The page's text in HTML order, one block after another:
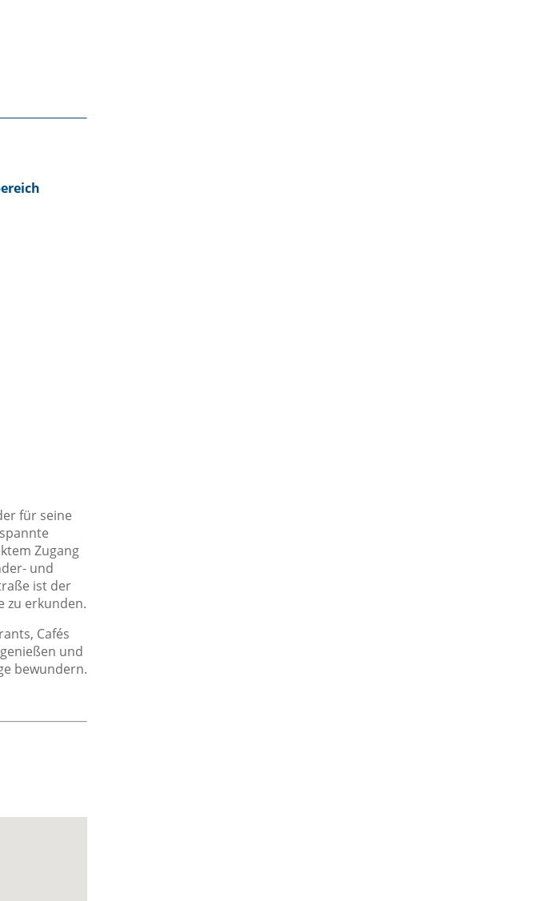
für seine
Zugang
und
ist der
zu erkunden.
Cafés
und
bewundern.